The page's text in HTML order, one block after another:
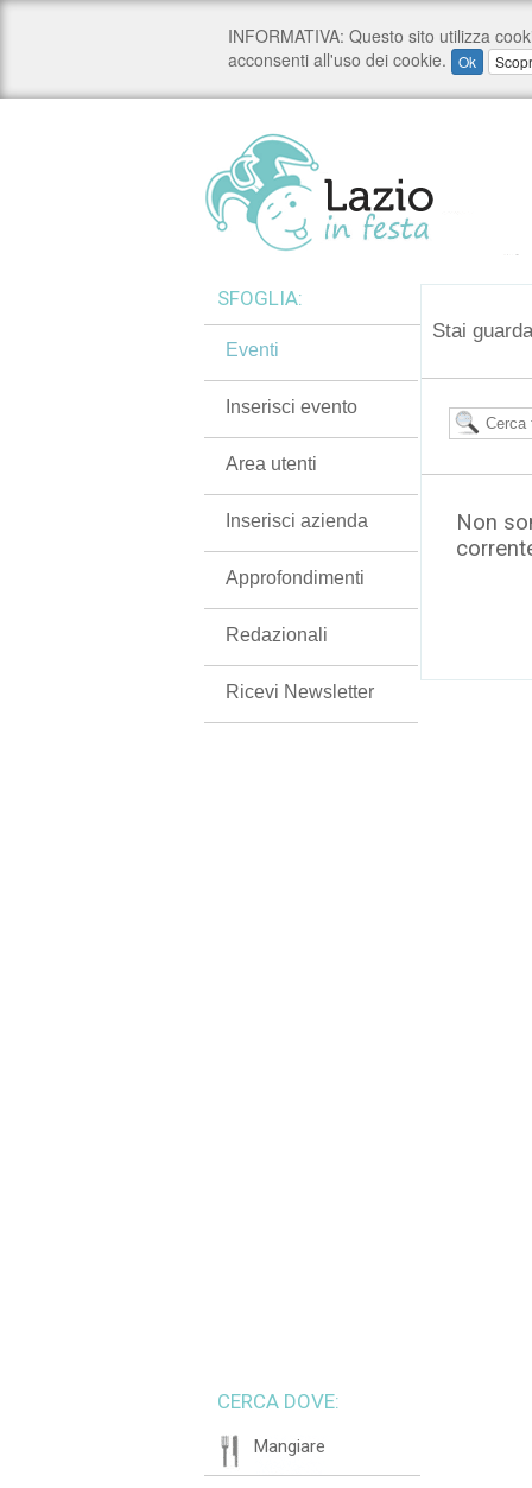
Stai
Non
SFOGLIA:
Eventi
Inserisci evento
Area utenti
Inserisci azienda
Approfondimenti
Redazionali
Ricevi Newsletter
CERCA DOVE:
Mangiare